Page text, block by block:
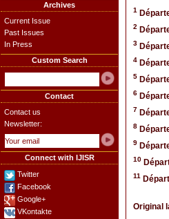
Archives
Current Issue
Past Issues
In Press
Custom Search
Contact
Contact us
Newsletter:
Connect with IJISR
Twitter
Facebook
Google+
VKontakte
1
2
3
4
5
6
7
8
9
10
11
Original